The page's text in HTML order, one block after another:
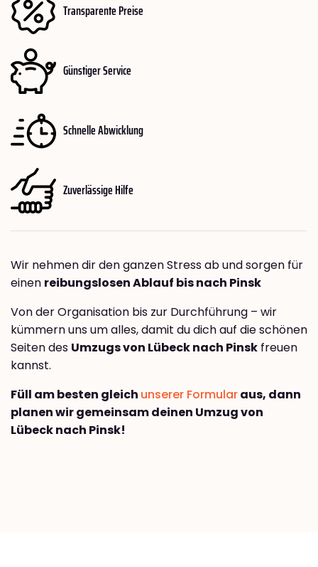
Transparente Preise
Günstiger Service
Schnelle Abwicklung
Zuverlässige Hilfe
Wir nehmen dir den ganzen Stress ab und sorgen für
einen reibungslosen Ablauf bis nach Pinsk
Von der Organisation bis zur Durchführung – wir
kümmern uns um alles, damit du dich auf die schönen
Seiten des Umzugs von Lübeck nach Pinsk freuen
kannst.
Füll am besten gleich unserer Formularaus, dann
planen wir gemeinsam deinen Umzug von
Lübeck nach Pinsk!